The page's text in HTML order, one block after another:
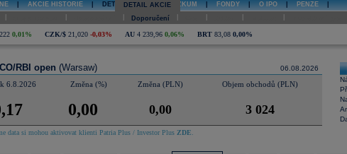
AKCIE HISTORIE DETAIL AKCIE | VÝZKUM FONDY O IPO PENZE
DETAIL AKCIE
Doporučení
0,01% CZK/$ 21,020 -0,03% AU 4 239,96 0,06% BRT 83,08 0,00%
06.08.2026
RBI open (Warsaw)
6.8.2026 Změna (%) Změna (PLN) Objem obchodů (PLN)
0,00 0,00 3 024
data si mohou aktivovat klienti Patria Plus / Investor Plus ZDE